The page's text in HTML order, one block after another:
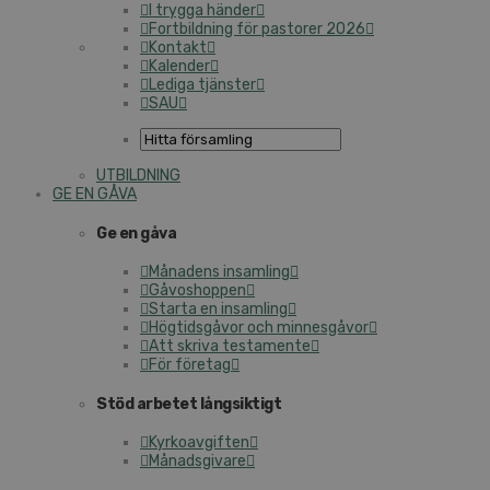
I trygga händer
Fortbildning för pastorer 2026
Kontakt
Kalender
Lediga tjänster
SAU
UTBILDNING
GE EN GÅVA
Ge en gåva
Månadens insamling
Gåvoshoppen
Starta en insamling
Högtidsgåvor och minnesgåvor
Att skriva testamente
För företag
Stöd arbetet långsiktigt
Kyrkoavgiften
Månadsgivare